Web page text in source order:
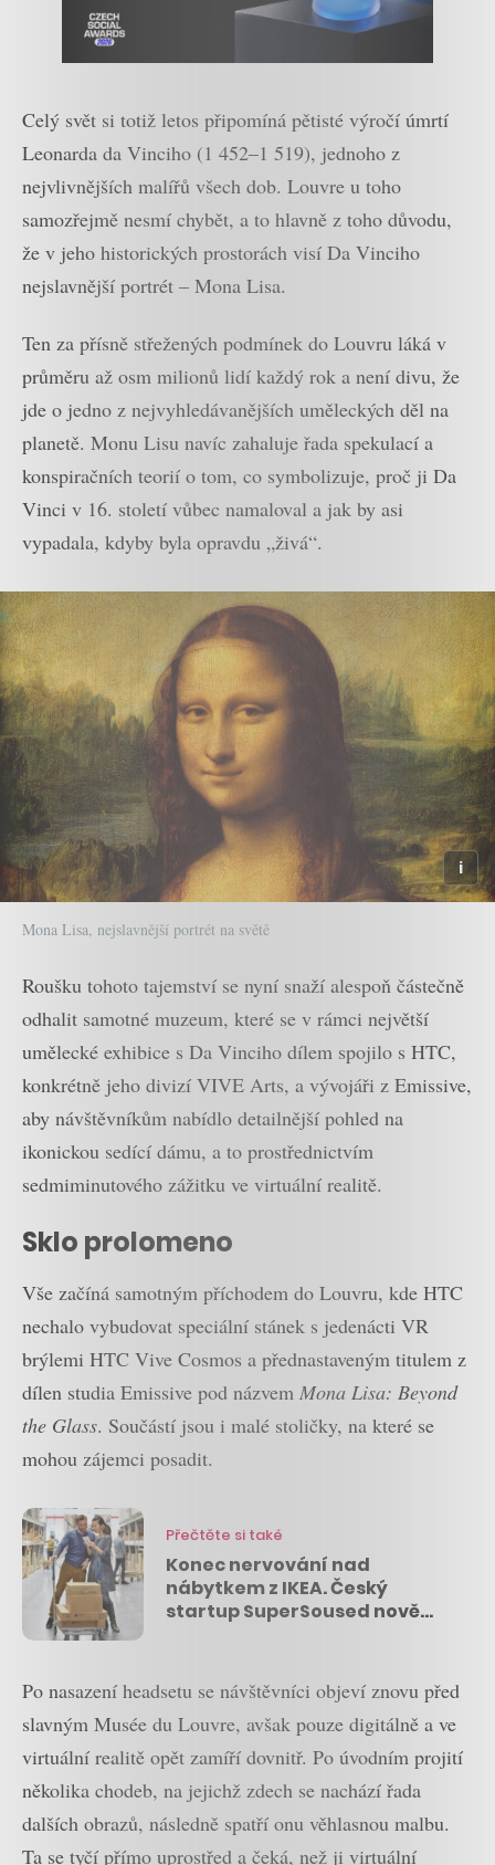
Celý svět si totiž letos připomíná pětisté výročí úmrtí
Leonarda da Vinciho (1 452–1 519), jednoho z
nejvlivnějších malířů všech dob. Louvre u toho
samozřejmě nesmí chybět, a to hlavně z toho důvodu,
že v jeho historických prostorách visí Da Vinciho
nejslavnější portrét – Mona Lisa.
Ten za přísně střežených podmínek do Louvru láká v
průměru až osm milionů lidí každý rok a není divu, že
jde o jedno z nejvyhledávanějších uměleckých děl na
planetě. Monu Lisu navíc zahaluje řada spekulací a
konspiračních teorií o tom, co symbolizuje, proč ji Da
Vinci v 16. století vůbec namaloval a jak by asi
vypadala, kdyby byla opravdu „živá“.
Mona Lisa, nejslavnější portrét na světě
Roušku tohoto tajemství se nyní snaží alespoň částečně
odhalit samotné muzeum, které se v rámci největší
umělecké exhibice s Da Vinciho dílem spojilo s HTC,
konkrétně jeho divizí VIVE Arts, a vývojáři z Emissive,
aby návštěvníkům nabídlo detailnější pohled na
ikonickou sedící dámu, a to prostřednictvím
sedmiminutového zážitku ve virtuální realitě.
Sklo prolomeno
Vše začíná samotným příchodem do Louvru, kde HTC
nechalo vybudovat speciální stánek s jedenácti VR
brýlemi HTC Vive Cosmos a přednastaveným titulem z
dílen studia Emissive pod názvem Mona Lisa: Beyond
the Glass. Součástí jsou i malé stoličky, na které se
mohou zájemci posadit.
Přečtěte si také
Konec nervování nad
nábytkem z IKEA. Český
startup SuperSoused nově
Po nasazení headsetu se návštěvníci objeví znovu před
slavným Musée du Louvre, avšak pouze digitálně a ve
virtuální realitě opět zamíří dovnitř. Po úvodním projití
několika chodeb, na jejichž zdech se nachází řada
dalších obrazů, následně spatří onu věhlasnou malbu.
Ta se tyčí přímo uprostřed a čeká, než ji virtuální